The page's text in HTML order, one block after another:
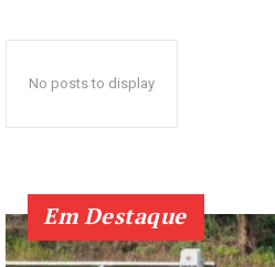
No posts to display
Em Destaque